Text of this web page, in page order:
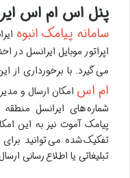
پنل اس ام اس
سامانه پیامک انبوه
اپراتور موبایل ایرانسل در
می گیرد. با برخورداری از
ام اس امکان ارسال و
شماره های ایرانسل
پیامک آموت نیز به این
تفکیک شده می توانید
تبلیغاتی یا اطلاع رسانی